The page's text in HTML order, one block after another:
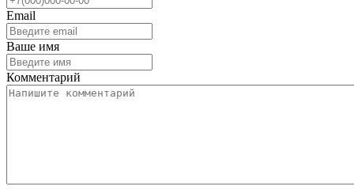
Email
Ваше имя
Комментарий